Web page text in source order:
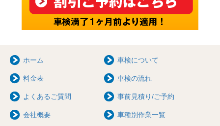
ホーム 車検について
料金表 車検の流れ
よくあるご質問 事前見積り/ご予約
会社概要 車種別作業一覧